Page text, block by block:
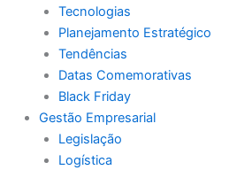
Tecnologias
Planejamento Estratégico
Tendências
Datas Comemorativas
Black Friday
Gestão Empresarial
Legislação
Logística